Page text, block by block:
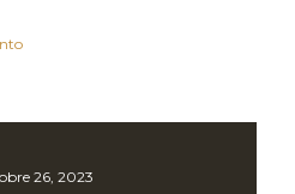
26, 2023